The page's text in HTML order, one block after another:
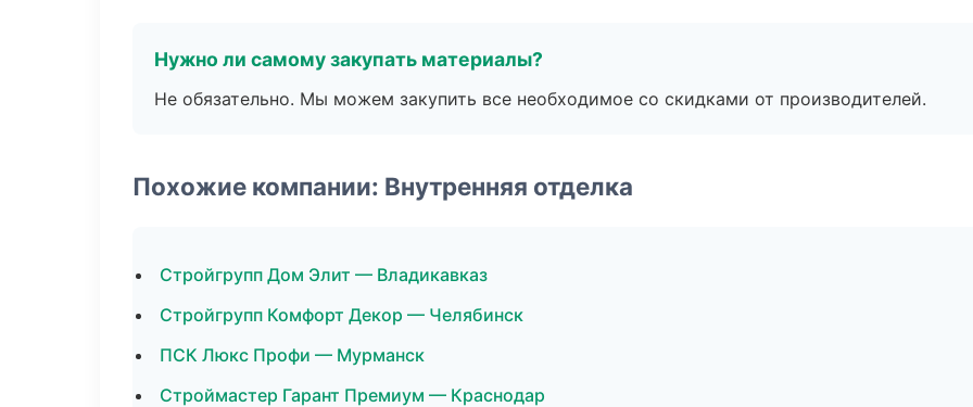
Нужно ли самому закупать материалы?
Не обязательно. Мы можем закупить все необходимое со скидками от производителей.
Похожие компании: Внутренняя отделка
Стройгрупп Дом Элит — Владикавказ
Стройгрупп Комфорт Декор — Челябинск
ПСК Люкс Профи — Мурманск
Строймастер Гарант Премиум — Краснодар